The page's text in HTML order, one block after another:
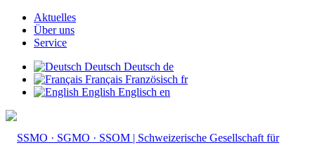
Aktuelles
Über uns
Service
Deutsch Deutsch de
Français Französisch fr
English Englisch en